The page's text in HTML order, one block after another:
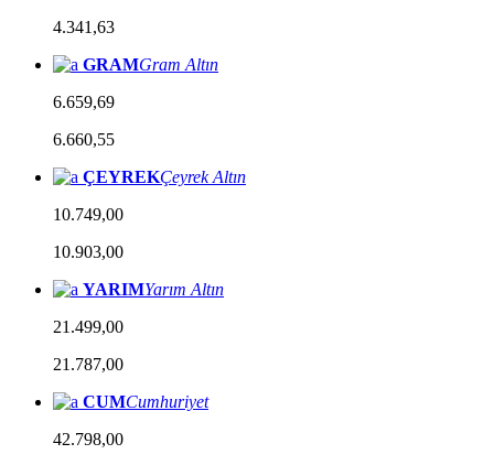
4.341,63
GRAMGram Altın
6.659,69
6.660,55
ÇEYREKÇeyrek Altın
10.749,00
10.903,00
YARIMYarım Altın
21.499,00
21.787,00
CUMCumhuriyet
42.798,00